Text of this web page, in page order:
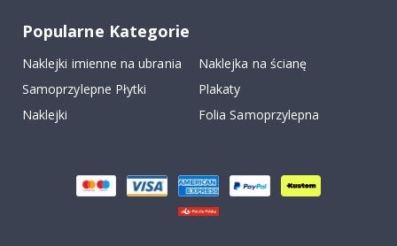
Popularne Kategorie
Naklejki imienne na ubrania
Naklejka na ścianę
Samoprzylepne Płytki
Plakaty
Naklejki
Folia Samoprzylepna